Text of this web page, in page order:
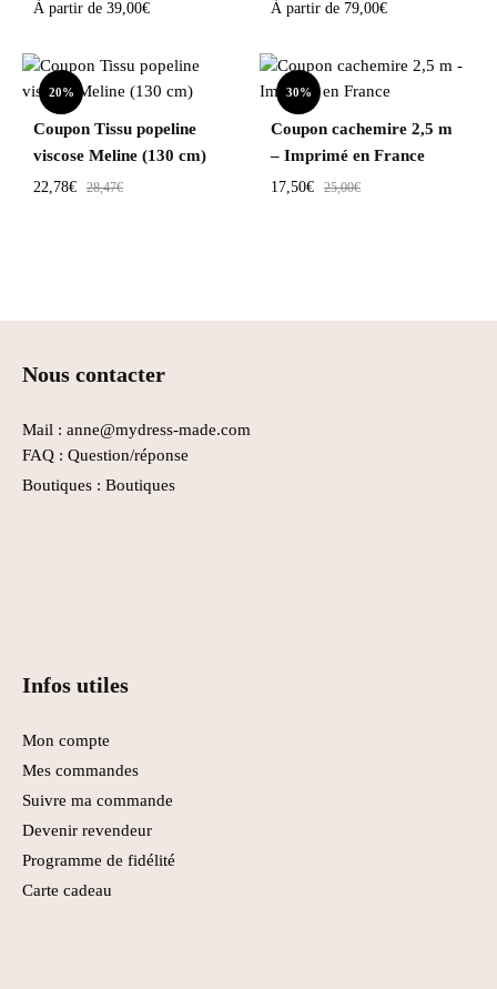
À partir de 39,00€ À partir de 79,00€
20%
Coupon Tissu popeline
viscose Meline (130 cm)
22,78€ 28,47€
30%
Coupon cachemire 2,5 m
– Imprimé en France
17,50€ 25,00€
Nous contacter
Mail : anne@mydress-made.com
FAQ : Question/réponse
Boutiques : Boutiques
Infos utiles
Mon compte
Mes commandes
Suivre ma commande
Devenir revendeur
Programme de fidélité
Carte cadeau